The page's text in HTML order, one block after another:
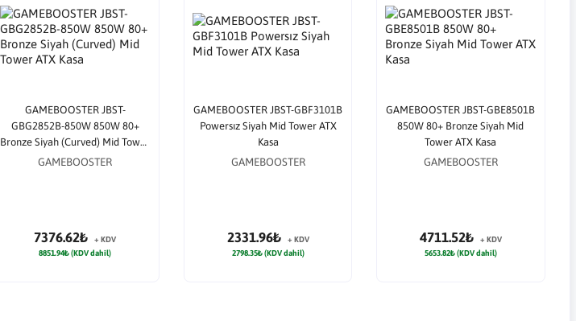
GAMEBOOSTER JBST-
GBG2852B-850W 850W 80+
Bronze Siyah (Curved) Mid Tower
ATX Kasa
GAMEBOOSTER
7376.62₺
+ KDV
8851.94₺ (KDV dahil)
GAMEBOOSTER JBST-GBF3101B
Powersız Siyah Mid Tower ATX
Kasa
GAMEBOOSTER
2331.96₺
+ KDV
2798.35₺ (KDV dahil)
GAMEBOOSTER JBST-GBE8501B
850W 80+ Bronze Siyah Mid
Tower ATX Kasa
GAMEBOOSTER
4711.52₺
+ KDV
5653.82₺ (KDV dahil)